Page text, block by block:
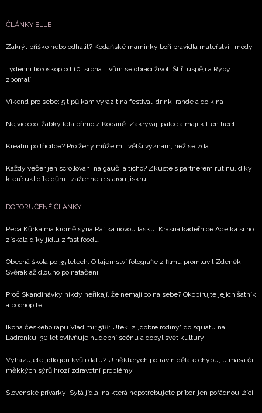
ochrany soukromí
vyhodnocení akce a zasílání novinek.
Chcete navíc dostávat i další zajímavé a exkluzivní
informace od našich partnerů? Pokud souhlasíte se
zpracováním údajů k tomuto účelu podle
ČLÁNKY ELLE
Zakrýt bříško nebo odhalit? Kodaňské maminky boří pravidla mateřství i módy
Týdenní horoskop od 10. srpna: Lvům se obrací život, Štíři uspějí a Ryby
zpomalí
Víkend pro sebe: 5 tipů kam vyrazit na festival, drink, rande a do kina
Nejvíc cool žabky léta přímo z Kodaně. Zakrývají palec a mají kitten heel
Kreatin po třicítce? Pro ženy může mít větší význam, než se zdá
Každý večer jen scrollování na gauči a ticho? Zkuste s partnerem rutinu, díky
které uklidíte dům i zažehnete starou jiskru
DOPORUČENÉ ČLÁNKY
Pepa Kůrka má kromě syna Rafíka novou lásku: Krásná kadeřnice Adélka si ho
získala díky jídlu z fast foodu
Obecná škola po 35 letech: O tajemství fotografie z filmu promluvil Zdeněk
Svěrák až dlouho po natáčení
Proč Skandinávky nikdy neříkají, že nemají co na sebe? Okopírujte jejich šatník
a pochopíte...
Ikona českého rapu Vladimír 518: Utekl z „dobré rodiny“ do squatu na
Ladronku. 30 let ovlivňuje hudební scénu a dobyl svět kultury
Vyhazujete jídlo jen kvůli datu? U některých potravin děláte chybu, u masa či
měkkých sýrů hrozí zdravotní problémy
Slovenské prívarky: Sytá jídla, na která nepotřebujete příbor, jen pořádnou lžíci